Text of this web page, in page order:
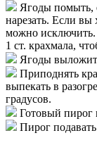
Ягоды помыть,
нарезать. Если вы
можно исключить.
1 ст. крахмала,
Ягоды
Приподнять
выпекать в
градусов.
Готовый пирог
Пирог